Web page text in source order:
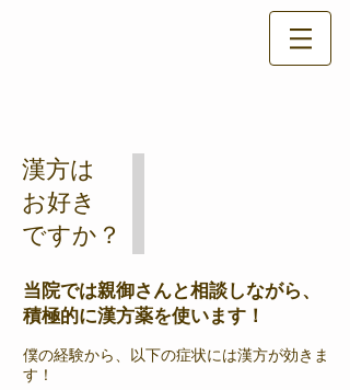
漢方は
お好き
ですか？
当院では親御さんと相談しながら、
積極的に漢方薬を使います！
僕の経験から、以下の症状には漢方が効きま
す！